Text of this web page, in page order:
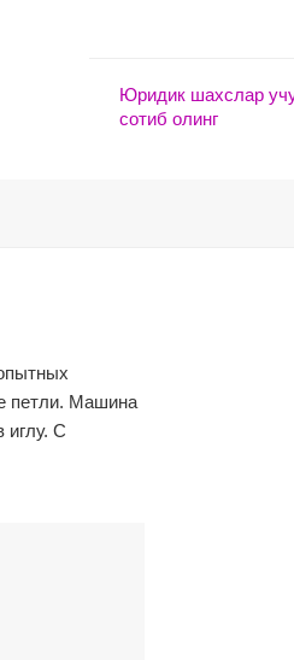
Юридик шахслар
сотиб олинг
петли. Машина
иглу. С